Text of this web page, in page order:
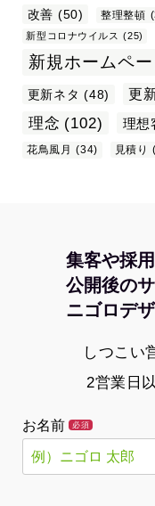
改善 (50) 整理整頓
新型コロナウイルス (25)
新規ホームペ
更新ネタ (48) 更
理念 (102) 理想
花鳥風月 (34) 見積り
集客や採
公開後の
ニゴロデ
しつこい
2営業日
お名前 必須